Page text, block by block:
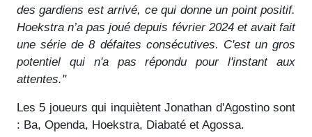
des gardiens est arrivé, ce qui donne un point positif.
Hoekstra n’a pas joué depuis février 2024 et avait fait
une série de 8 défaites consécutives. C'est un gros
potentiel qui n'a pas répondu pour l'instant aux
attentes."
Les 5 joueurs qui inquiètent Jonathan d'Agostino sont
: Ba, Openda, Hoekstra, Diabaté et Agossa.